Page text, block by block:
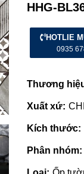
HHG-
HOTLIE
0935
Thương
Xuất xứ:
Kích thước:
Phân nhóm: